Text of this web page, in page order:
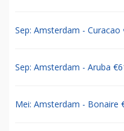
Sep: Amsterdam - Curacao
Sep: Amsterdam - Aruba
Mei: Amsterdam - Bonaire